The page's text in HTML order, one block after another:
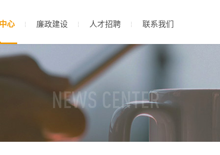
心 廉政建设 人才招聘 联系我们
NEWS CENTER